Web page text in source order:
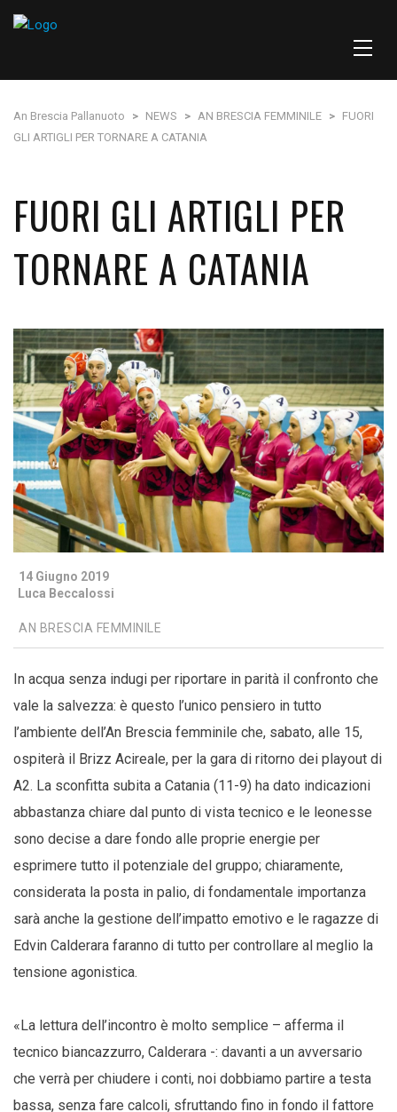
An Brescia Pallanuoto > NEWS > AN BRESCIA FEMMINILE > FUORI
GLI ARTIGLI PER TORNARE A CATANIA
FUORI GLI ARTIGLI PER
TORNARE A CATANIA
14 Giugno 2019
Luca Beccalossi
AN BRESCIA FEMMINILE
In acqua senza indugi per riportare in parità il confronto che
vale la salvezza: è questo l’unico pensiero in tutto
l’ambiente dell’An Brescia femminile che, sabato, alle 15,
ospiterà il Brizz Acireale, per la gara di ritorno dei playout di
A2. La sconfitta subita a Catania (11-9) ha dato indicazioni
abbastanza chiare dal punto di vista tecnico e le leonesse
sono decise a dare fondo alle proprie energie per
esprimere tutto il potenziale del gruppo; chiaramente,
considerata la posta in palio, di fondamentale importanza
sarà anche la gestione dell’impatto emotivo e le ragazze di
Edvin Calderara faranno di tutto per controllare al meglio la
tensione agonistica.
«La lettura dell’incontro è molto semplice – afferma il
tecnico biancazzurro, Calderara -: davanti a un avversario
che verrà per chiudere i conti, noi dobbiamo partire a testa
bassa, senza fare calcoli, sfruttando fino in fondo il fattore